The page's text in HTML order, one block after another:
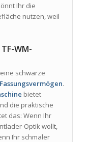
Ihr die
nutzen, weil
WM-
schwarze
.
bietet
die praktische
das: Wenn Ihr
Optik wollt,
Ihr schmaler